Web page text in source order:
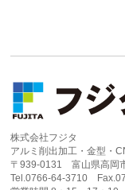
株式会社フジタ
アルミ削出加工・金型・
〒939-0131 富山県高岡
Tel.0766-64-3710